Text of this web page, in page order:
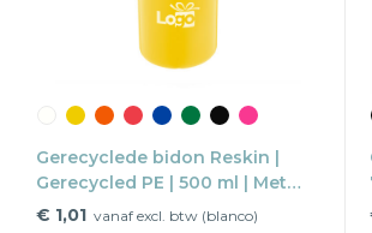
Gerecyclede bidon Reskin |
Gerecycled PE | 500 ml | Met
trektuit
€ 1,01 vanaf excl. btw (blanco)